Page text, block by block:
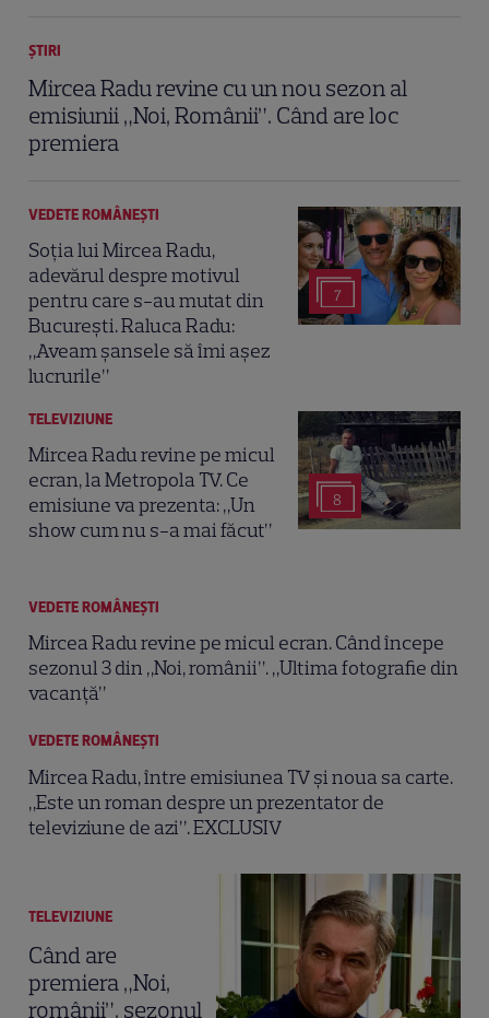
ȘTIRI
Mircea Radu revine cu un nou sezon al
emisiunii „Noi, Românii”. Când are loc
premiera
7
VEDETE ROMÂNEŞTI
Soția lui Mircea Radu,
adevărul despre motivul
pentru care s-au mutat din
București. Raluca Radu:
„Aveam șansele să îmi așez
lucrurile”
8
TELEVIZIUNE
Mircea Radu revine pe micul
ecran, la Metropola TV. Ce
emisiune va prezenta: „Un
show cum nu s-a mai făcut”
VEDETE ROMÂNEŞTI
Mircea Radu revine pe micul ecran. Când începe
sezonul 3 din „Noi, românii”. „Ultima fotografie din
vacanță”
VEDETE ROMÂNEŞTI
Mircea Radu, între emisiunea TV și noua sa carte.
„Este un roman despre un prezentator de
televiziune de azi”. EXCLUSIV
TELEVIZIUNE
Când are
premiera „Noi,
românii”, sezonul